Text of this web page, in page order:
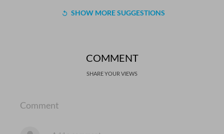
SHOW MORE SUGGESTIONS
COMMENT
SHARE YOUR VIEWS
Comment